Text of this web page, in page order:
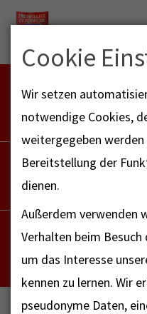
FEUERWEHR
NOTRUF - FAX
Cookie
Wir setzen
notwendige Cookies,
weitergegeben
Bereitstellung der
dienen.
Außerdem verwenden
Verhalten beim
um das Interesse
kennen zu lernen. Wir
pseudonyme Daten,